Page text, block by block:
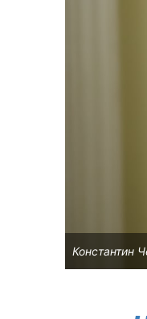
Константин